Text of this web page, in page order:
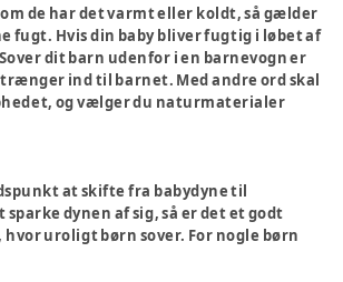
de har det varmt eller koldt, så gælder
fugt. Hvis din baby bliver fugtig i løbet af
dit barn udenfor i en barnevogn er
ind til barnet. Med andre ord skal
og vælger du naturmaterialer
at skifte fra babydyne til
dynen af sig, så er det et godt
uroligt børn sover. For nogle børn